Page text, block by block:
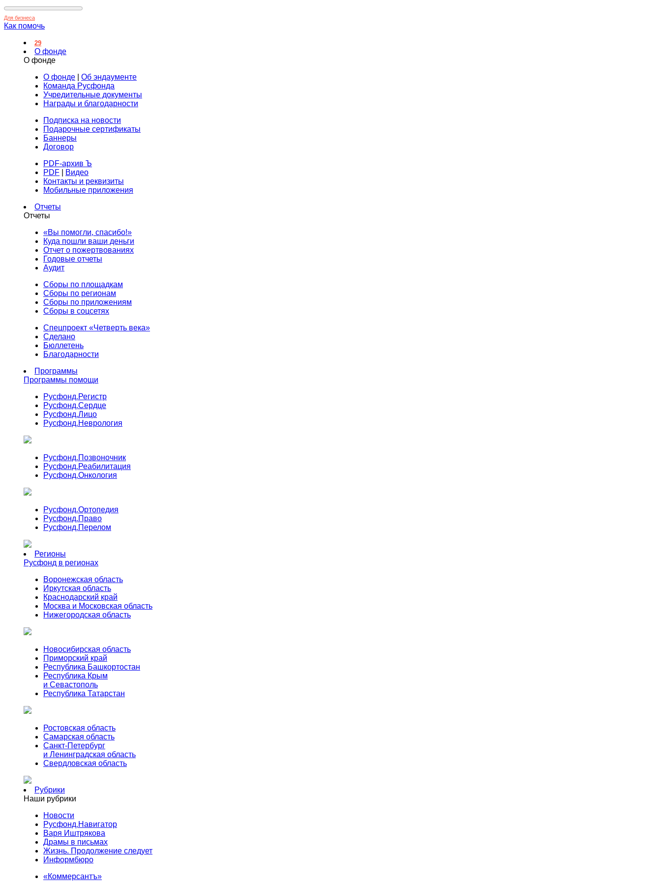
Для бизнеса
Как помочь
29
О фонде
О фонде
О фонде
Об эндаументе
Команда Русфонда
Учредительные документы
Награды и благодарности
Подписка на новости
Подарочные сертификаты
Баннеры
Договор
PDF-архив Ъ
PDF
Видео
Контакты и реквизиты
Мобильные приложения
Отчеты
Отчеты
«Вы помогли, спасибо!»
Куда пошли ваши деньги
Отчет о пожертвованиях
Годовые отчеты
Аудит
Сборы по площадкам
Сборы по регионам
Сборы по приложениям
Сборы в соцсетях
Спецпроект «Четверть века»
Сделано
Бюллетень
Благодарности
Программы
Программы помощи
Русфонд.Регистр
Русфонд.Сердце
Русфонд.Лицо
Русфонд.Неврология
Русфонд.Позвоночник
Русфонд.Реабилитация
Русфонд.Онкология
Русфонд.Ортопедия
Русфонд.Право
Русфонд.Перелом
Регионы
Русфонд в регионах
Воронежская область
Иркутская область
Краснодарский край
Москва и Московская область
Нижегородская область
Новосибирская область
Приморский край
Республика Башкортостан
Республика Крым
и Севастополь
Республика Татарстан
Ростовская область
Самарская область
Санкт-Петербург
и Ленинградская область
Свердловская область
Рубрики
Наши рубрики
Новости
Русфонд.Навигатор
Варя Иштрякова
Драмы в письмах
Жизнь. Продолжение следует
Информбюро
«Коммерсантъ»